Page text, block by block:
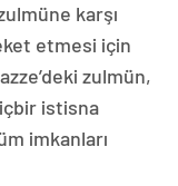
karşı
etmesi için
zulmün,
istisna
imkanları